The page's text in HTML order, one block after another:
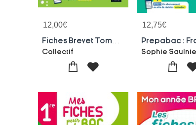
12,00€
Fiches Brevet Tome 7 : Toutes Les Matieres ; 3e ; Le Tout-en-un
Collectif
12,75€